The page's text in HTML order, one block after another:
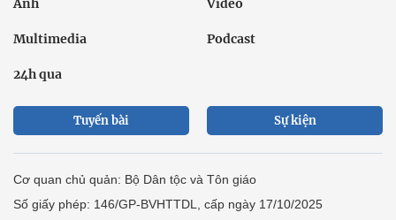
Ảnh Video
Multimedia Podcast
24h qua
Tuyến bài Sự kiện
Cơ quan chủ quản: Bộ Dân tộc và Tôn giáo
Số giấy phép: 146/GP-BVHTTDL, cấp ngày 17/10/2025